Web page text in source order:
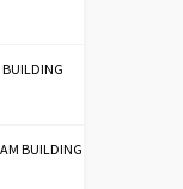
BUILDING
BUILDING